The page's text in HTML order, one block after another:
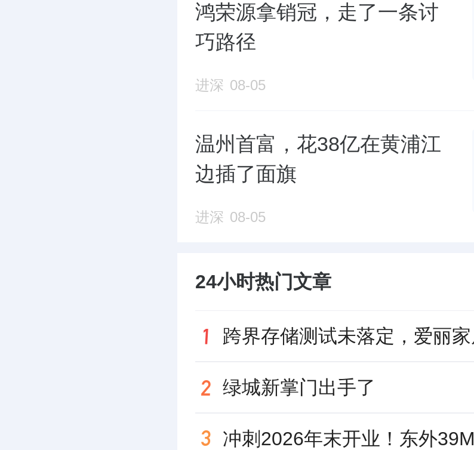
鸿荣源拿销冠，走了一条讨
巧路径
进深 08-05
温州首富，花38亿在黄浦江
边插了面旗
进深 08-05
24小时热门文章
绿城新掌门出手了